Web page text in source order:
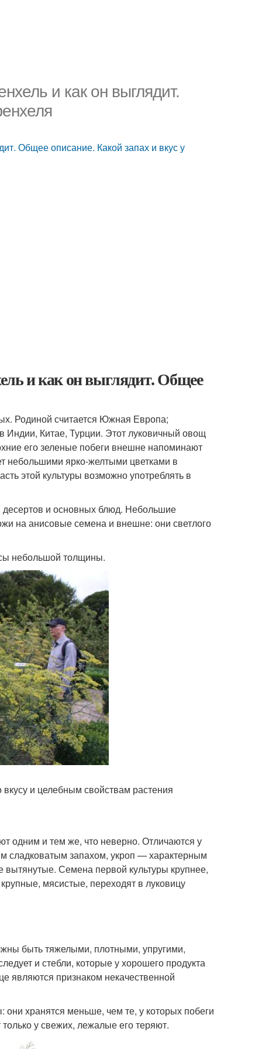
и как он выглядит.
Общее описание. Какой запах и вкус у
и как он выглядит. Общее
Родиной считается Южная Европа;
Индии, Китае, Турции. Этот луковичный овощ
его зеленые побеги внешне напоминают
небольшими ярко-желтыми цветками в
этой культуры возможно употреблять в
и основных блюд. Небольшие
на анисовые семена и внешне: они светлого
небольшой толщины.
и целебным свойствам растения
одним и тем же, что неверно. Отличаются у
сладковатым запахом, укроп — характерным
Семена первой культуры крупнее,
мясистые, переходят в луковицу
быть тяжелыми, плотными, упругими,
и стебли, которые у хорошего продукта
признаком некачественной
они хранятся меньше, чем те, у которых побеги
у свежих, лежалые его теряют.